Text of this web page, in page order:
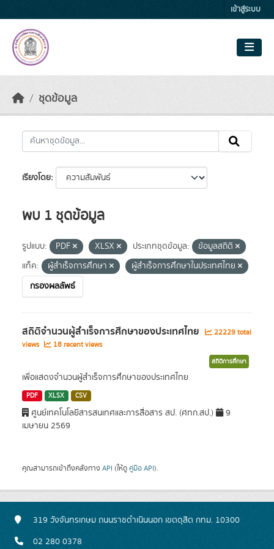
เข้าสู่ระบบ
ชุดข้อมูล
เรียงโดย
พบ 1 ชุดข้อมูล
รูปแบบ: PDF XLSX ประเภทชุดข้อมูล:
ข้อมูลสถิติ
แท็ค:
ผู้สำเร็จการศึกษา
ผู้สำเร็จการศึกษาในประเทศไทย
กรองผลลัพธ์
สถิติจำนวนผู้สำเร็จการศึกษาของประเทศไทย
22229 total
views
18 recent views
สถิติการศึกษา
เพื่อแสดงจำนวนผู้สำเร็จการศึกษาของประเทศไทย
PDF XLSX CSV
ศูนย์เทคโนโลยีสารสนเทศและการสื่อสาร สป. (ศทก.สป.)
9
เมษายน 2569
คุณสามารถเข้าถึงคลังทาง API (ให้ดู คู่มือ API).
319 วังจันทรเกษม ถนนราชดำเนินนอก เขตดุสิต กทม. 10300
02 280 0378